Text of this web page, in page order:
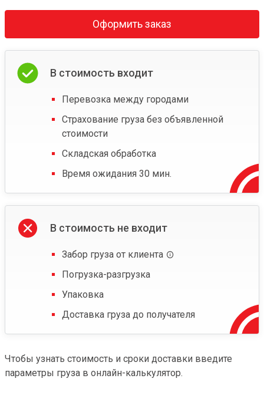
Оформить заказ
В стоимость входит
Перевозка между городами
Страхование груза без объявленной
стоимости
Складская обработка
Время ожидания 30 мин.
В стоимость не входит
Забор груза от клиента
Погрузка-разгрузка
Упаковка
Доставка груза до получателя
Чтобы узнать стоимость и сроки доставки введите
параметры груза в онлайн-калькулятор.